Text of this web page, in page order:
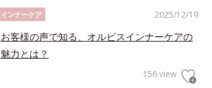
2025/12/19
インナーケア
お客様の声で知る、オルビスインナーケアの
魅力とは？
156 view